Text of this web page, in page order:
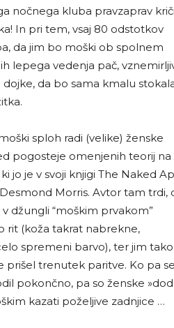
nočnega kluba pravzaprav
In pri tem, vsaj 80 odstotkov
da jim bo moški ob spolnem
lepega vedenja pač,
dojke, da bo sama kmalu
sploh radi (velike) ženske
pogosteje omenjenih teorij na
jo je v svoji knjigi The Naked
Morris. Avtor tam trdi,
džungli “moškim prvakom”
rit (koža takrat nabrekne,
spremeni barvo), ter jim tako
prišel trenutek paritve. Ko pa
pokončno, pa so ženske
kazati poželjive zadnjice …